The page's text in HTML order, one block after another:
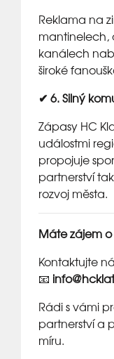
Reklama na
mantinelech,
kanálech
široké
✔ 6. Silný
Zápasy HC
událostmi
propojuje
partnerství
rozvoj města.
Máte zájem
Kontaktujte
📧
Rádi s vámi
partnerství a
míru.